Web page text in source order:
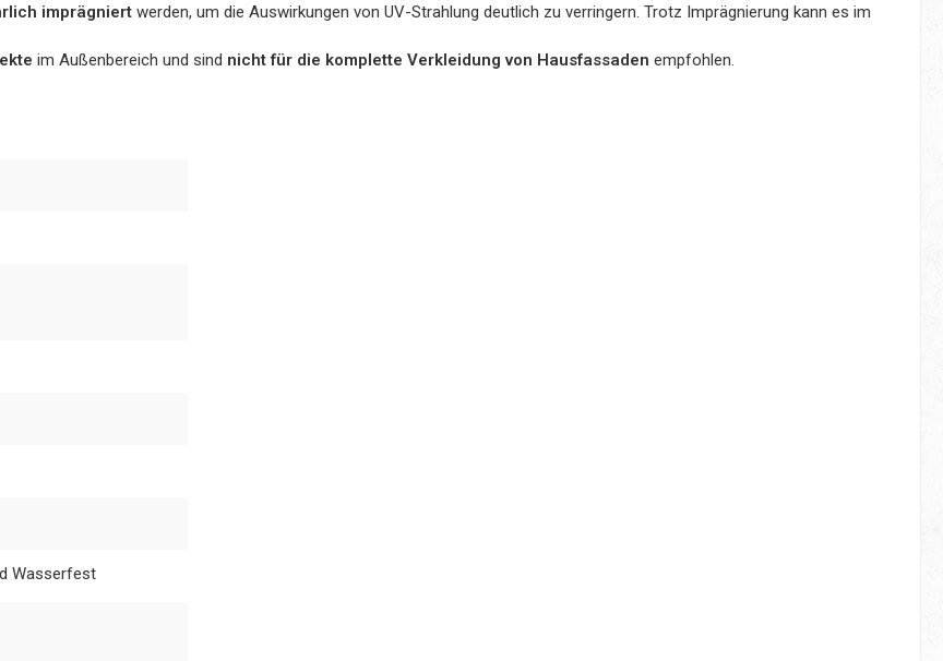
imprägniert werden, um die Auswirkungen von UV-Strahlung deutlich zu verringern. Trotz Imprägnierung kann es im
im Außenbereich und sind nicht für die komplette Verkleidung von Hausfassaden empfohlen.
Wasserfest